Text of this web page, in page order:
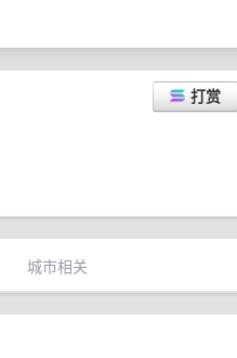
打赏
城市相关